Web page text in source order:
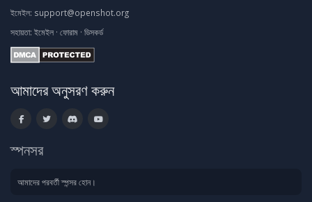
ইমেইল: support@openshot.org
সহায়তা: ইমেইল · ফোরাম · ডিসকর্ড
আমাদের অনুসরণ করুন
স্পনসর
আমাদের পরবর্তী স্পন্সর হোন।